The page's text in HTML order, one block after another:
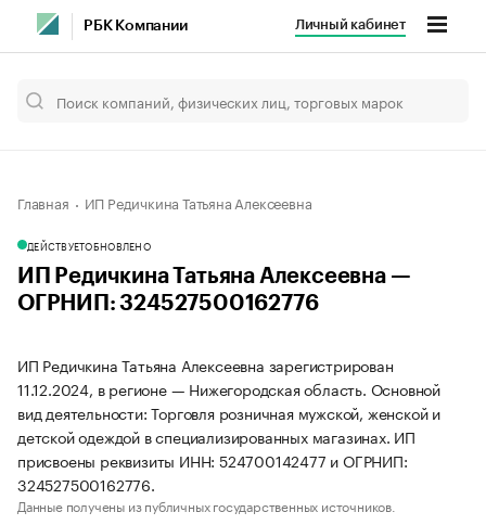
РБК Компании Личный кабинет
Главная ИП Редичкина Татьяна Алексеевна
ДЕЙСТВУЕТОБНОВЛЕНО
ИП Редичкина Татьяна Алексеевна —
ОГРНИП: 324527500162776
ИП Редичкина Татьяна Алексеевна зарегистрирован
11.12.2024, в регионе — Нижегородская область. Основной
вид деятельности: Торговля розничная мужской, женской и
детской одеждой в специализированных магазинах. ИП
присвоены реквизиты ИНН: 524700142477 и ОГРНИП:
324527500162776.
Данные получены из публичных государственных источников.